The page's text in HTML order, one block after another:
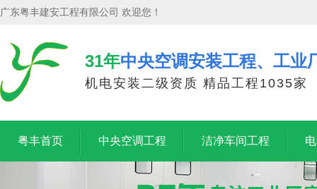
广东粤丰建安工程有限公司 欢迎您！
31年中央空调安装工程、工业
机电安装二级资质 精品工程1035家
粤丰首页 中央空调工程 洁净车间工程